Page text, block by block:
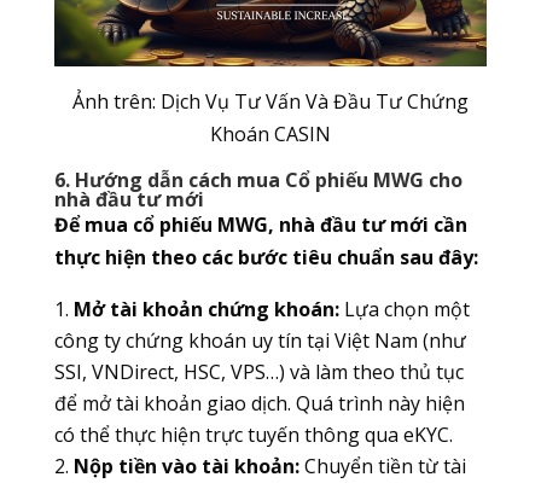
Ảnh trên: Dịch Vụ Tư Vấn Và Đầu Tư Chứng
Khoán CASIN
6. Hướng dẫn cách mua Cổ phiếu MWG cho
nhà đầu tư mới
Để mua cổ phiếu MWG, nhà đầu tư mới cần
thực hiện theo các bước tiêu chuẩn sau đây:
Mở tài khoản chứng khoán:Lựa chọn một
công ty chứng khoán uy tín tại Việt Nam (như
SSI, VNDirect, HSC, VPS…) và làm theo thủ tục
để mở tài khoản giao dịch. Quá trình này hiện
có thể thực hiện trực tuyến thông qua eKYC.
Nộp tiền vào tài khoản:Chuyển tiền từ tài